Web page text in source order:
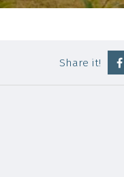
Share it!